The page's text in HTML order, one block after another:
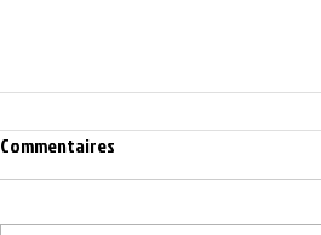
Commentaires